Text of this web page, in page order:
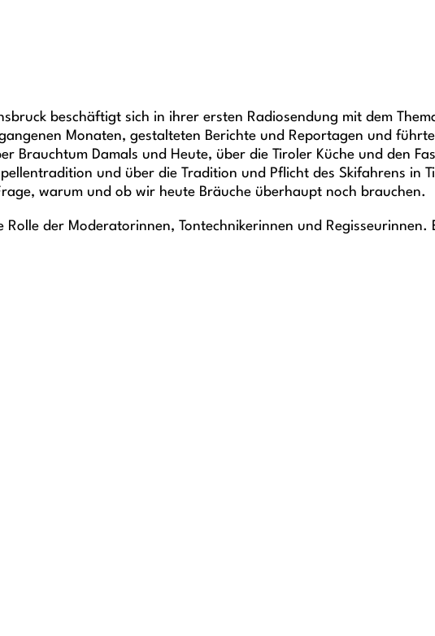
beschäftigt sich in ihrer ersten Radiosendung mit dem
Monaten, gestalteten Berichte und Reportagen und
Brauchtum Damals und Heute, über die Tiroler Küche und den
und über die Tradition und Pflicht des Skifahrens in
warum und ob wir heute Bräuche überhaupt noch brauchen.
der Moderatorinnen, Tontechnikerinnen und Regisseurinnen.